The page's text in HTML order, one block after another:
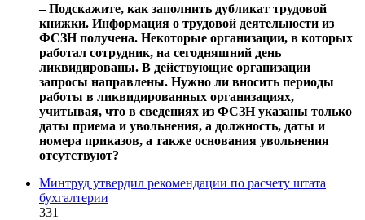
‒ Подскажите, как заполнить дубликат трудовой
книжки. Информация о трудовой деятельности из
ФСЗН получена. Некоторые организации, в которых
работал сотрудник, на сегодняшний день
ликвидированы. В действующие организации
запросы направлены. Нужно ли вносить периоды
работы в ликвидированных организациях,
учитывая, что в сведениях из ФСЗН указаны только
даты приема и увольнения, а должность, даты и
номера приказов, а также основания увольнения
отсутствуют?
Минтруд утвердил рекомендации по расчету штата
бухгалтерии
331